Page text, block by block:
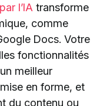
l’IA transforme
comme
Docs. Votre
fonctionnalités
meilleur
en forme, et
du contenu ou